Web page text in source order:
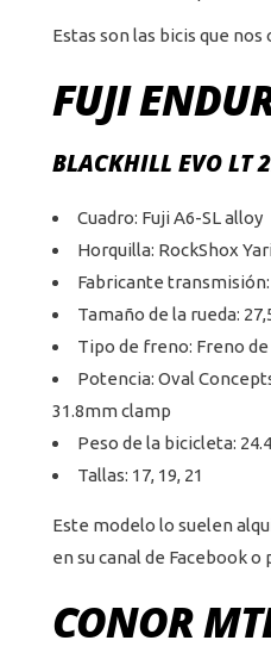
Estas son las bicis que
FUJI
BLACKHILL EVO LT
Cuadro: Fuji A6-SL alloy
Horquilla: RockShox
Fabricante
Tamaño de la rueda:
Tipo de freno: Freno
Potencia: Oval
31.8mm clamp
Peso de la bicicleta:
Tallas: 17, 19, 21
Este modelo lo suelen
en su canal de Facebook o
CONOR